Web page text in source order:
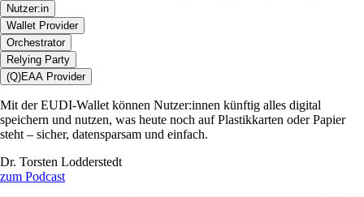
Nutzer:in
Wallet Provider
Orchestrator
Relying Party
(Q)EAA Provider
Mit der EUDI-Wallet können Nutzer:innen künftig alles digital
speichern und nutzen, was heute noch auf Plastikkarten oder Papier
steht – sicher, datensparsam und einfach.
Dr. Torsten Lodderstedt
zum Podcast